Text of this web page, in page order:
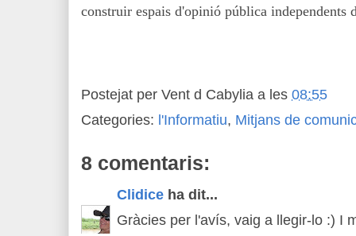
construir espais d'opinió pública independents
Postejat per Vent d Cabylia a les 08:55
Categories: l'Informatiu, Mitjans de
8 comentaris:
Clidice ha dit...
Gràcies per l'avís, vaig a llegir-lo :) I